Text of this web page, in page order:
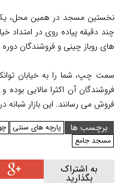
نخستین مسجد در همین محل،
چند دقیقه پیاده روی در
های روباز چینی و فروشندگان
سمت چپ، شما را به خیابان
فروشندگان آن اکثرا مالایی
فروش می رسانند. این بازار شبانه
برچسب ها
پارچه های سنتی
مسجد جامع
به اشتراک
بگذارید